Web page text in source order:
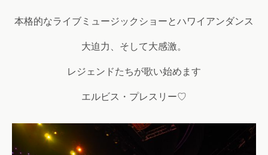
本格的なライブミュージックショーとハワイアンダンス
大迫力、そして大感激。
レジェンドたちが歌い始めます
エルビス・プレスリー♡